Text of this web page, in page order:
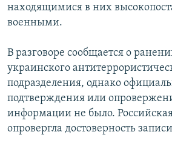
находящимися в них
военными.
В разговоре сообщается о
украинского
подразделения, однако
подтверждения или
информации не было.
опровергла достоверность